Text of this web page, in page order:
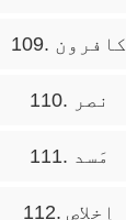
109. کافرون
110. نصر
111. مَسد
112. اِخلاص